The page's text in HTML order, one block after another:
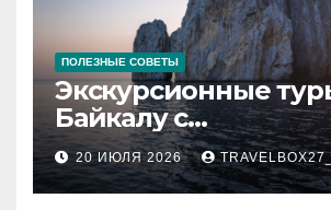
ПОЛЕЗНЫЕ СОВЕТЫ
Экскурсионные
Байкалу с
предоставлением
в аренду
20 ИЮЛЯ 2026